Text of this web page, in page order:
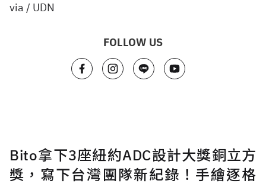
via / UDN
FOLLOW US
Bito拿下3座紐約ADC設計大獎銅立方
獎，寫下台灣團隊新紀錄！手繪逐格